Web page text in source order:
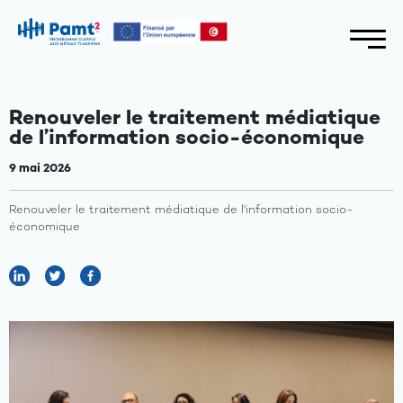
A
propos
Renouveler le traitement médiatique
de l’information socio-économique
9 mai 2026
Renouveler le traitement médiatique de l'information socio-
économique